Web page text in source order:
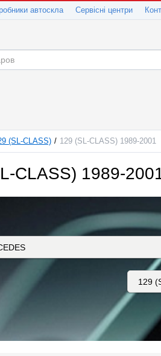
автоскла Сервісні центри
(SL-CLASS) 129 (SL-CLASS) 1989-2001
CLASS) 1989-